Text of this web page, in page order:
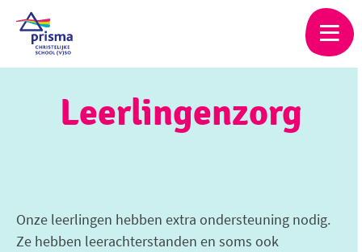
Leerlingenzorg
Onze leerlingen hebben extra ondersteuning nodig.
Ze hebben leerachterstanden en soms ook